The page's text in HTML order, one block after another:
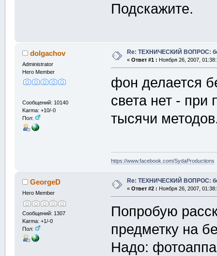
Подскажите.
dolgachov
Administrator
Hero Member
Сообщений: 10140
Karma: +10/-0
Пол:
Re: ТЕХНИЧЕСКИЙ ВОПРОС:
« Ответ #1 : Ноября 26, 2007,
фон делается
света нет -
тысячи
https://www.facebook.com/SydaProductions
GeorgeD
Hero Member
Сообщений: 1307
Karma: +1/-0
Пол:
Re: ТЕХНИЧЕСКИЙ ВОПРОС:
« Ответ #2 : Ноября 26, 2007,
Попробую
предметку на
Надо: